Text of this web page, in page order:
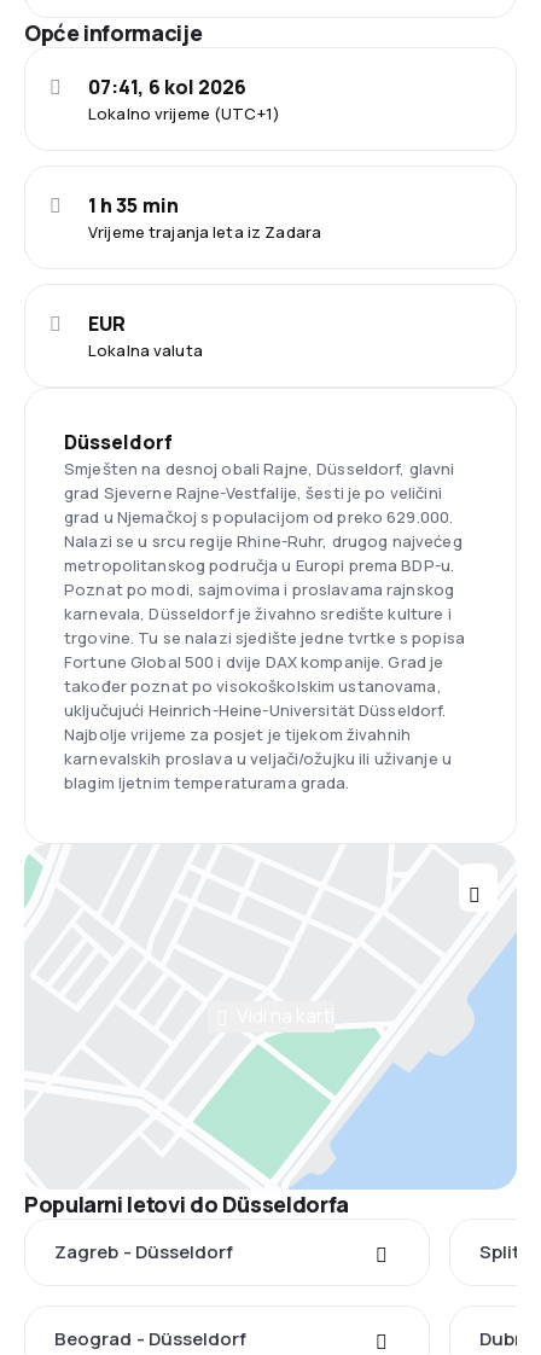
Opće informacije
Lokalno vrijeme (UTC+1)
07:41, 6 kol 2026
Vrijeme trajanja leta iz Zadara
1 h 35 min
Lokalna valuta
EUR
Düsseldorf
Smješten na desnoj obali Rajne, Düsseldorf, glavni
grad Sjeverne Rajne-Vestfalije, šesti je po veličini
grad u Njemačkoj s populacijom od preko 629.000.
Nalazi se u srcu regije Rhine-Ruhr, drugog najvećeg
metropolitanskog područja u Europi prema BDP-u.
Poznat po modi, sajmovima i proslavama rajnskog
karnevala, Düsseldorf je živahno središte kulture i
trgovine. Tu se nalazi sjedište jedne tvrtke s popisa
Fortune Global 500 i dvije DAX kompanije. Grad je
također poznat po visokoškolskim ustanovama,
uključujući Heinrich-Heine-Universität Düsseldorf.
Najbolje vrijeme za posjet je tijekom živahnih
karnevalskih proslava u veljači/ožujku ili uživanje u
blagim ljetnim temperaturama grada.
Popularni letovi do Düsseldorfa
Zagreb - Düsseldorf Split -
Beograd - Düsseldorf